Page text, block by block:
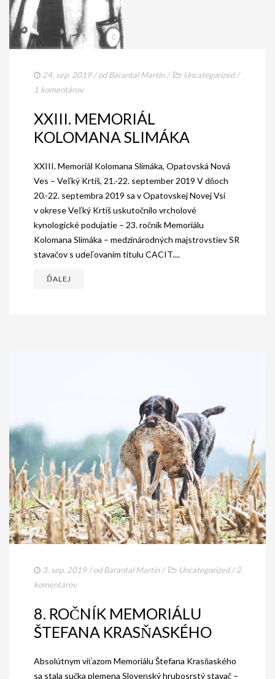
24. sep. 2019/ odBarantal Martin/ Uncategorized/
1 komentárov
XXIII. MEMORIÁL
KOLOMANA SLIMÁKA
XXIII. Memoriál Kolomana Slimáka, Opatovská Nová
Ves – Veľký Krtíš, 21.-22. september 2019 V dňoch
20.-22. septembra 2019 sa v Opatovskej Novej Vsi
v okrese Veľký Krtíš uskutočnilo vrcholové
kynologické podujatie – 23. ročník Memoriálu
Kolomana Slimáka – medzinárodných majstrovstiev SR
stavačov s udeľovaním titulu CACIT....
ĎALEJ
3. sep. 2019/ odBarantal Martin/ Uncategorized/2
komentárov
8. ROČNÍK MEMORIÁLU
ŠTEFANA KRASŇASKÉHO
Absolútnym víťazom Memoriálu Štefana Krasňaského
sa stala sučka plemena Slovenský hrubosrstý stavač –